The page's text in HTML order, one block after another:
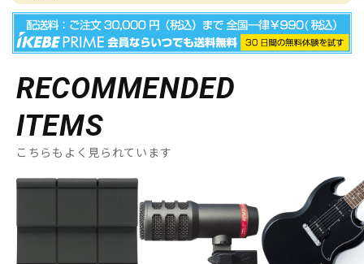
RECOMMENDED
ITEMS
こちらもよく見られています